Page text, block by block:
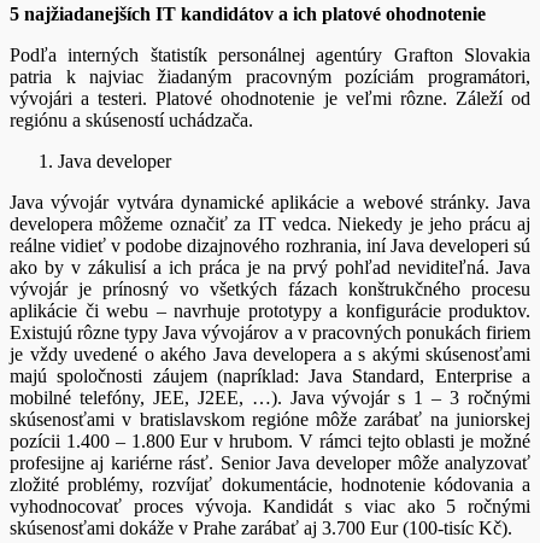
5 najžiadanejších IT kandidátov a ich platové ohodnotenie
Podľa interných štatistík personálnej agentúry Grafton Slovakia
patria k najviac žiadaným pracovným pozíciám programátori,
vývojári a testeri. Platové ohodnotenie je veľmi rôzne. Záleží od
regiónu a skúseností uchádzača.
Java developer
Java vývojár vytvára dynamické aplikácie a webové stránky. Java
developera môžeme označiť za IT vedca. Niekedy je jeho prácu aj
reálne vidieť v podobe dizajnového rozhrania, iní Java developeri sú
ako by v zákulisí a ich práca je na prvý pohľad neviditeľná. Java
vývojár je prínosný vo všetkých fázach konštrukčného procesu
aplikácie či webu – navrhuje prototypy a konfigurácie produktov.
Existujú rôzne typy Java vývojárov a v pracovných ponukách firiem
je vždy uvedené o akého Java developera a s akými skúsenosťami
majú spoločnosti záujem (napríklad: Java Standard, Enterprise a
mobilné telefóny, JEE, J2EE, …). Java vývojár s 1 – 3 ročnými
skúsenosťami v bratislavskom regióne môže zarábať na juniorskej
pozícii 1.400 – 1.800 Eur v hrubom. V rámci tejto oblasti je možné
profesijne aj kariérne rásť. Senior Java developer môže analyzovať
zložité problémy, rozvíjať dokumentácie, hodnotenie kódovania a
vyhodnocovať proces vývoja. Kandidát s viac ako 5 ročnými
skúsenosťami dokáže v Prahe zarábať aj 3.700 Eur (100-tisíc Kč).